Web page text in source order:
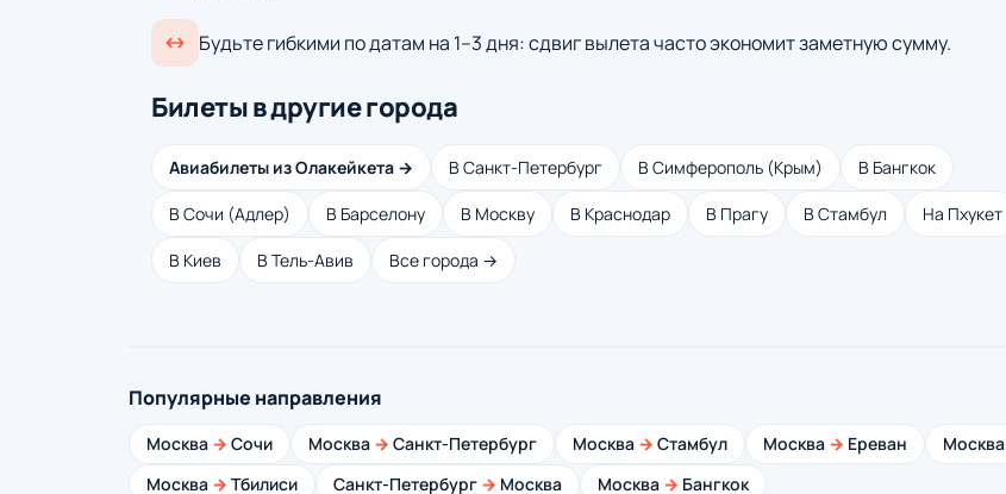
Будьте гибкими по датам на 1–3 дня: сдвиг вылета часто экономит заметную сумму.
Билеты в другие города
Авиабилеты из Олакейкета → В Санкт-Петербург В Симферополь (Крым) В Бангкок
В Сочи (Адлер) В Барселону В Москву В Краснодар В Прагу В Стамбул На Пхукет
В Киев В Тель-Авив Все города →
Популярные направления
Москва → Сочи Москва → Санкт-Петербург Москва → Стамбул Москва → Ереван Москва
Москва → Тбилиси Санкт-Петербург → Москва Москва → Бангкок